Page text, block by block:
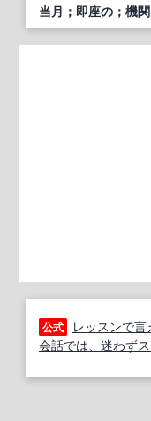
当月；即座の；機
公式
レッスンで
会話では、迷わず